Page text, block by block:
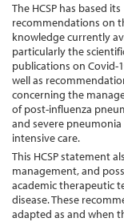
The HCSP has based its
recommendations on
knowledge currently
particularly the
publications on Covid-
well as
concerning the
of post-influenza
and severe pneumonia
intensive care.
This HCSP statement
management, and
academic therapeutic
disease. These
adapted as and when